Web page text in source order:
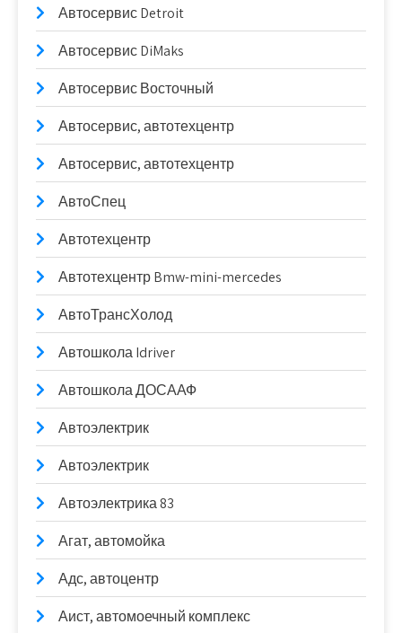
Автосервис Detroit
Автосервис DiMaks
Автосервис Восточный
Автосервис, автотехцентр
Автосервис, автотехцентр
АвтоСпец
Автотехцентр
Автотехцентр Bmw-mini-mercedes
АвтоТрансХолод
Автошкола Idriver
Автошкола ДОСААФ
Автоэлектрик
Автоэлектрик
Автоэлектрика 83
Агат, автомойка
Адс, автоцентр
Аист, автомоечный комплекс